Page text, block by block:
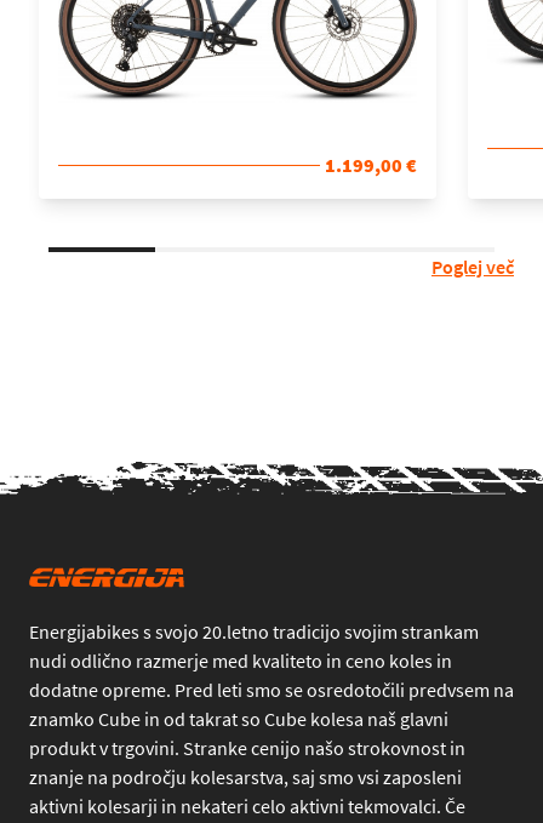
1.199,00 €
Poglej več
Energijabikes s svojo 20.letno tradicijo svojim strankam
nudi odlično razmerje med kvaliteto in ceno koles in
dodatne opreme. Pred leti smo se osredotočili predvsem na
znamko Cube in od takrat so Cube kolesa naš glavni
produkt v trgovini. Stranke cenijo našo strokovnost in
znanje na področju kolesarstva, saj smo vsi zaposleni
aktivni kolesarji in nekateri celo aktivni tekmovalci. Če